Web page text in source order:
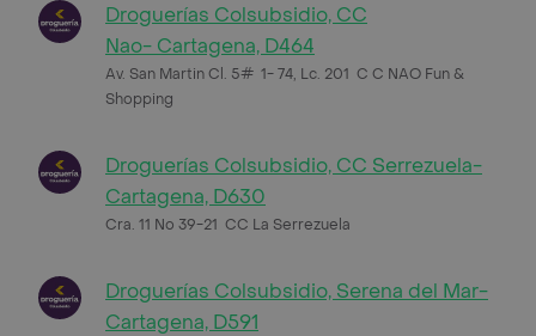
Droguerías Colsubsidio, CC
Nao- Cartagena, D464
Av. San Martin Cl. 5# 1- 74, Lc. 201 C C NAO Fun &
Shopping
Droguerías Colsubsidio, CC Serrezuela-
Cartagena, D630
Cra. 11 No 39-21 CC La Serrezuela
Droguerías Colsubsidio, Serena del Mar-
Cartagena, D591